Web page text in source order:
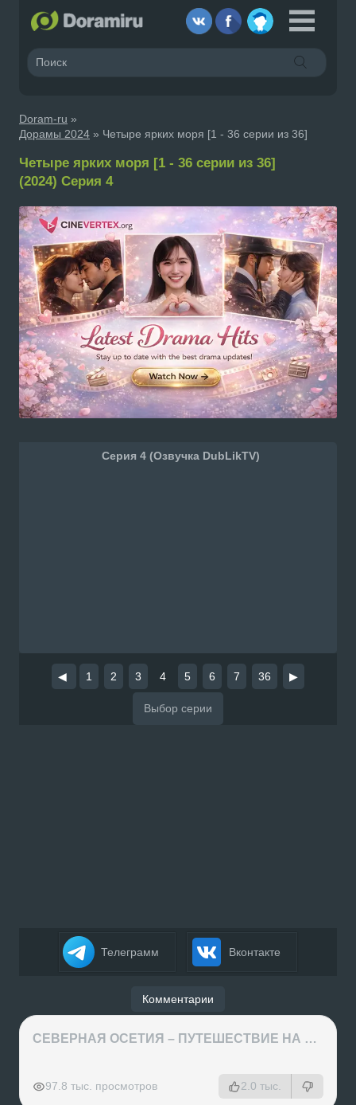
Doram-ru »
Дорамы 2024 » Четыре ярких моря [1 - 36 серии из 36]
Четыре ярких моря [1 - 36 серии из 36]
(2024) Серия 4
Серия 4 (Озвучка DubLikTV)
◀ 1 2 3 4 5 6 7 36 ▶
Телеграмм Вконтакте
Комментарии
СЕВЕРНАЯ ОСЕТИЯ – ПУТЕШЕСТВИЕ НА КАВКАЗ часть 4
97.8 тыс. просмотров 2.0 тыс.